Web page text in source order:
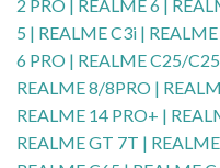
2 PRO | REALME 6 |
5 | REALME C3i |
6 PRO | REALME C25/
REALME 8/8PRO |
REALME 14 PRO+ |
REALME GT 7T |